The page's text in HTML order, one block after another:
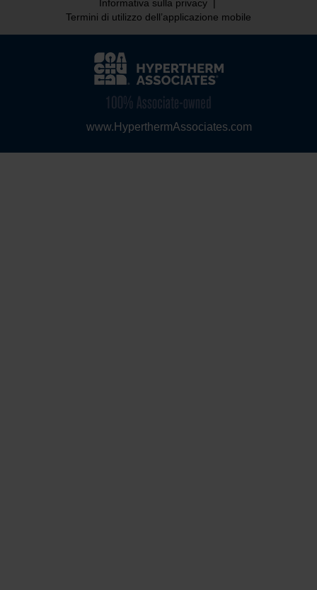
Informativa sulla privacy
Termini di utilizzo dell’applicazione mobile
www.HyperthermAssociates.com